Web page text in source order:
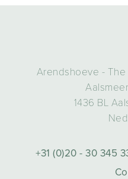
Arendshoeve -
1436 BL
+31 (0)20 - 30 345